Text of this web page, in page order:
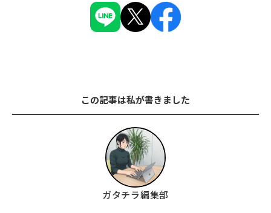
この記事は私が書きました
ガタチラ編集部